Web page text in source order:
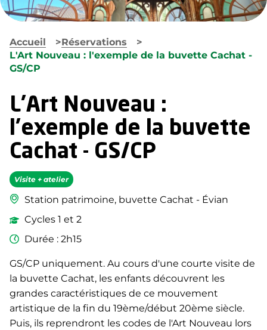
Accueil
Réservations
L'Art Nouveau : l'exemple de la buvette Cachat -
GS/CP
L'Art Nouveau :
l'exemple de la buvette
Cachat - GS/CP
Visite + atelier
Station patrimoine, buvette Cachat - Évian
Cycles 1 et 2
Durée : 2h15
GS/CP uniquement. Au cours d'une courte visite de
la buvette Cachat, les enfants découvrent les
grandes caractéristiques de ce mouvement
artistique de la fin du 19ème/début 20ème siècle.
Puis, ils reprendront les codes de l'Art Nouveau lors